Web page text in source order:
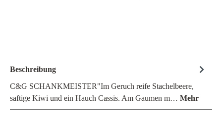
Beschreibung
C&G SCHANKMEISTER"Im Geruch reife Stachelbeere,
saftige Kiwi und ein Hauch Cassis. Am Gaumen m… Mehr